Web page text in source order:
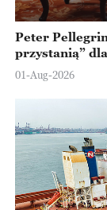
Peter
przystanią”
Europejskiej
01-Aug-2026